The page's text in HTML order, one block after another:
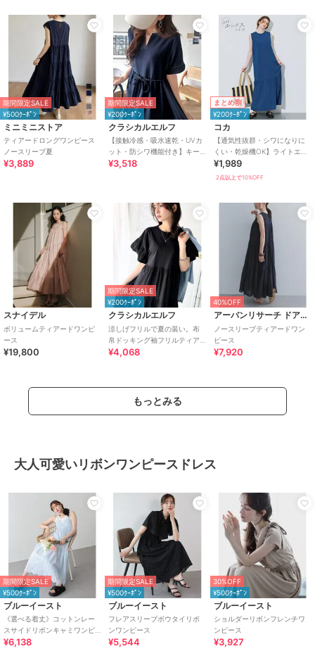
期間限定SALE
¥500ｸｰﾎﾟﾝ
ミニミニストア
ティアードロングワンピース
ノースリーブ夏
¥3,889
期間限定SALE
¥200ｸｰﾎﾟﾝ
クラシカルエルフ
【接触冷感・吸水速乾・UVカ
ット・防シワ機能付き】キー
ネックリボンティアードワン
¥3,518
まとめ割
¥200ｸｰﾎﾟﾝ
コカ
【通気性抜群・シワになりに
くい・乾燥機OK】ライトエン
ボスノースリーブティアード
ワンピース 全2色
¥1,989
2点以上で10%OFF
スナイデル
ボリュームティアードワンピ
ース
¥19,800
期間限定SALE
¥200ｸｰﾎﾟﾝ
クラシカルエルフ
涼しげフリルで夏の装い。布
帛ドッキング袖フリルティア
ードワンピース(ロング丈)
¥4,068
40%OFF
アーバンリサーチ ドアーズ
ノースリーブティアードワン
ピース
¥7,920
もっとみる
大人可愛いリボンワンピースドレス
期間限定SALE
¥500ｸｰﾎﾟﾝ
ブルーイースト
《選べる着丈》コットンレー
スサイドリボンキャミワンピ
ース
¥6,138
期間限定SALE
¥500ｸｰﾎﾟﾝ
ブルーイースト
フレアスリーブボウタイリボ
ンワンピース
¥5,544
30%OFF
¥500ｸｰﾎﾟﾝ
ブルーイースト
ショルダーリボンフレンチワ
ンピース
¥3,927